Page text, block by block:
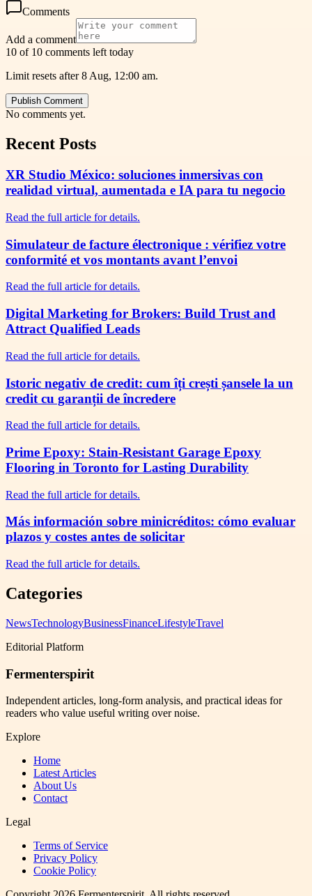
Comments
Add a comment
10 of 10 comments left today
Limit resets after 8 Aug, 12:00 am.
Publish Comment
No comments yet.
Recent Posts
XR Studio México: soluciones inmersivas con
realidad virtual, aumentada e IA para tu negocio
Read the full article for details.
Simulateur de facture électronique : vérifiez votre
conformité et vos montants avant l’envoi
Read the full article for details.
Digital Marketing for Brokers: Build Trust and
Attract Qualified Leads
Read the full article for details.
Istoric negativ de credit: cum îți crești șansele la un
credit cu garanții de încredere
Read the full article for details.
Prime Epoxy: Stain-Resistant Garage Epoxy
Flooring in Toronto for Lasting Durability
Read the full article for details.
Más información sobre minicréditos: cómo evaluar
plazos y costes antes de solicitar
Read the full article for details.
Categories
NewsTechnologyBusinessFinanceLifestyleTravel
Editorial Platform
Fermenterspirit
Independent articles, long-form analysis, and practical ideas for
readers who value useful writing over noise.
Explore
Home
Latest Articles
About Us
Contact
Legal
Terms of Service
Privacy Policy
Cookie Policy